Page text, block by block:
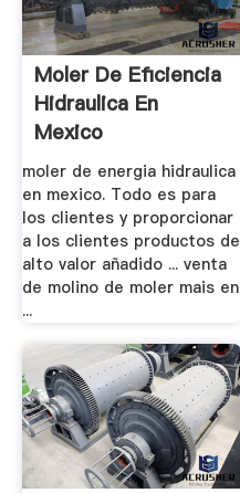
Moler De Eficiencia
Hidraulica En
Mexico
moler de energia hidraulica
en mexico. Todo es para
los clientes y proporcionar
a los clientes productos de
alto valor añadido ... venta
de molino de moler mais en
...